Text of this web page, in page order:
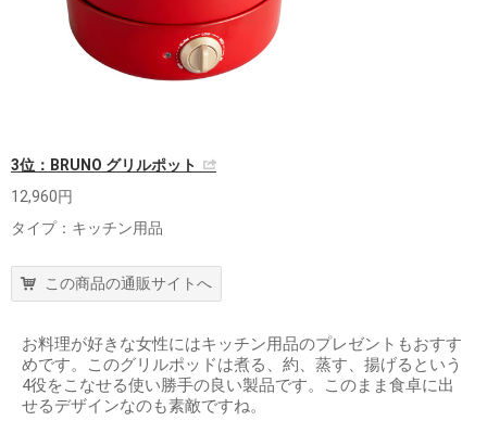
3位：BRUNO グリルポット
12,960円
タイプ：キッチン用品
この商品の通販サイトへ
お料理が好きな女性にはキッチン用品のプレゼントもおすす
めです。このグリルポッドは煮る、約、蒸す、揚げるという
4役をこなせる使い勝手の良い製品です。このまま食卓に出
せるデザインなのも素敵ですね。